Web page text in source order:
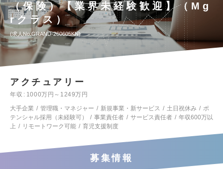
（保険）【業界未経験歓迎】（Mg
rクラス）
求人No.GRAND-260605KN
アクチュアリー
年収
1000万円～1249万円
大手企業
管理職・マネジャー 新規事業・新サービス 土日祝休み
ポ
テンシャル採用（未経験可）
事業責任者 サービス責任者
年収600万以
上
リモートワーク可能 育児支援制度
募集情報